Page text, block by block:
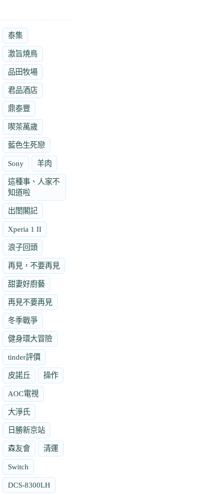
泰集
激旨燒鳥
品田牧場
君品酒店
鼎泰豐
喫茶萬歲
藍色生死戀
Sony 羊肉
這種事、人家不
知道啦
出閨閣記
Xperia 1 II
浪子回頭
再見，不要再見
甜妻好廚藝
再見不要再見
冬季戰爭
健身環大冒險
tinder評價
皮諾丘 操作
AOC電視
大淨氏
日勝新京站
森友會 清運
Switch
DCS-8300LH